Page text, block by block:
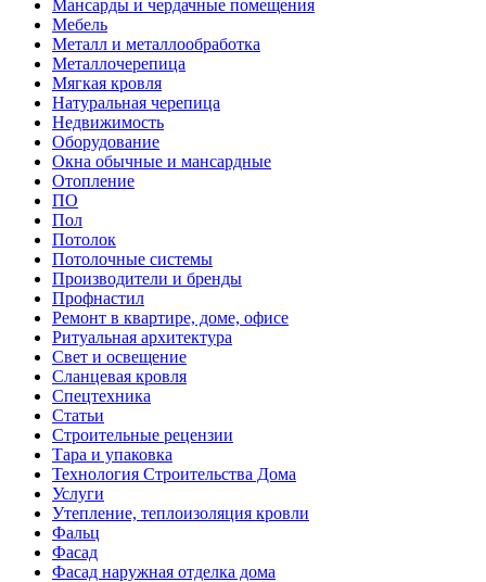
Мансарды и чердачные помещения
Мебель
Металл и металлообработка
Металлочерепица
Мягкая кровля
Натуральная черепица
Недвижимость
Оборудование
Окна обычные и мансардные
Отопление
ПО
Пол
Потолок
Потолочные системы
Производители и бренды
Профнастил
Ремонт в квартире, доме, офисе
Ритуальная архитектура
Свет и освещение
Сланцевая кровля
Спецтехника
Статьи
Строительные рецензии
Тара и упаковка
Технология Строительства Дома
Услуги
Утепление, теплоизоляция кровли
Фальц
Фасад
Фасад наружная отделка дома